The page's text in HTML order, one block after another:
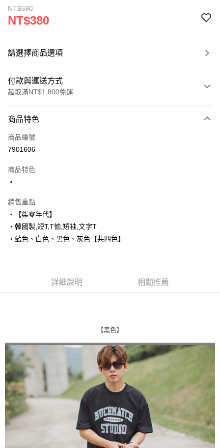
NT$590
NT$380
請選擇商品選項
付款與運送方式
超取滿NT$1,800免運
信用卡一次付款
超商取貨付款
街口支付
悠遊付
Google Pay
AFTEE先享後付是「在收到商品之後才付款」的支付方式。 讓您購物簡單
１．於結帳方式選擇「AFTEE先享後付」後，將跳轉至「AFTEE先享後付」
結帳頁面，進行簡訊認證並確認金額後，即可完成結帳。
２．訂單成立數日內，您將收到繳費通知簡訊。
３．收到繳費通知簡訊後14天內，點擊此簡訊中的連結，可透過四大超商／
ATM／網路銀行／等多元方式進行付款，方視為交易完成。
※ 請注意：結帳手續完成當下不需立刻繳費，但若您需要取消訂單，請聯絡
購買商品的店家。未經商家同意取消之訂單仍視為有效，需透過AFTEE先享
後付繳納相關費用。
※ 交易是否成功請以「AFTEE先享後付 」之結帳頁面顯示為準，若有關於
是否繳費成功／繳費後需取消欲退款等相關疑問，請聯繫「AFTEE先享後付
https://netprotections.freshdesk.com/support/home
先付款後全家取貨
每筆NT$80，滿NT$1,800(含以上)免運費
7-11付款取貨
每筆NT$80，滿NT$1,800(含以上)免運費
先付款後7-11取貨
每筆NT$80，滿NT$1,800(含以上)免運費
商品特色
商品編號
7901606
商品特色
銷售重點
‧【柒零年代】
‧韓國製,短T,T恤,短袖,文字T
‧藍色、白色、黑色、灰色【共四色】
詳細說明 相關推薦
【黑色】